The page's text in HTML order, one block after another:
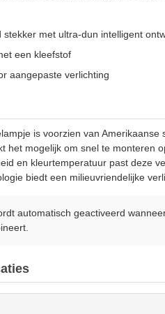
stekker met ultra-dun intelligent
een kleefstof
aangepaste verlichting
is voorzien van
het mogelijk om snel te monteren
en kleurtemperatuur past deze
biedt een milieuvriendelijke
automatisch geactiveerd